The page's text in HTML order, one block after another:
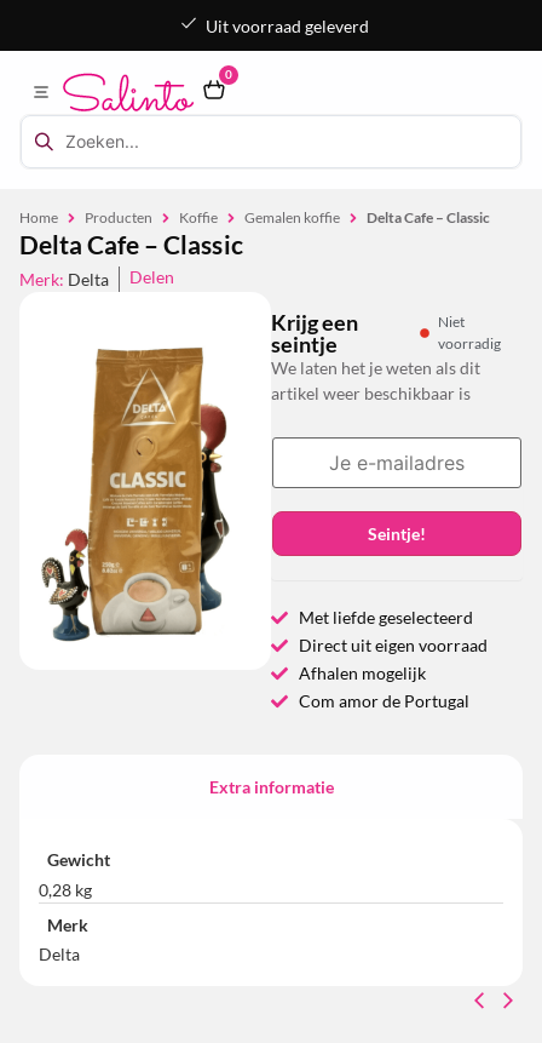
Uit voorraad geleverd
0
Home Producten Koffie Gemalen koffie Delta Cafe – Classic
Delta Cafe – Classic
Merk: Delta Delen
Krijg een
seintje
Niet
voorradig
We laten het je weten als dit
artikel weer beschikbaar is
Seintje!
Met liefde geselecteerd
Direct uit eigen voorraad
Afhalen mogelijk
Com amor de Portugal
Extra informatie
Gewicht
0,28 kg
Merk
Delta